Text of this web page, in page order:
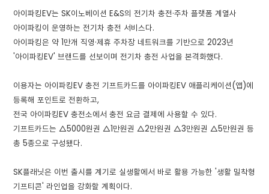
아이파킹EV는 SK이노베이션 E&S의 전기차 충전·주차 플랫폼 계열사
아이파킹이 운영하는 전기차 충전 서비스다.
아이파킹은 약 1만개 직영·제휴 주차장 네트워크를 기반으로 2023년
'아이파킹EV' 브랜드를 선보이며 전기차 충전 사업을 본격화했다.
이용자는 아이파킹EV 충전 기프트카드를 아이파킹EV 애플리케이션(앱)에
등록해 포인트로 전환하고,
전국 아이파킹EV 충전소에서 충전 요금 결제에 사용할 수 있다.
기프트카드는 △5000원권 △1만원권 △2만원권 △3만원권 △5만원권 등
총 5종으로 구성됐다.
SK플래닛은 이번 출시를 계기로 실생활에서 바로 활용 가능한 '생활 밀착형
기프티콘' 라인업을 강화할 계획이다.